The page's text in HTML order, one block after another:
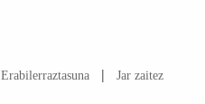
Erabilerraztasuna |
Jar zaitez